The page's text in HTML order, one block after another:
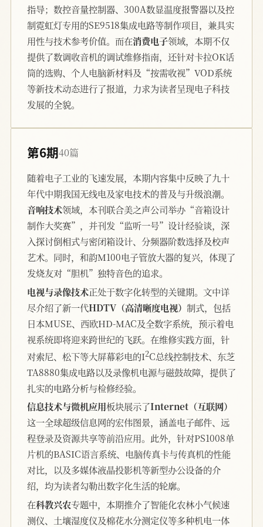
指导；数控音量控制器、300A数显温度报警器以及控
制霓虹灯专用的SE9518集成电路等制作项目，兼具实
用性与技术参考价值。而在消费电子领域，本期不仅
提供了数调收音机的调试维修指南，还针对卡拉OK话
筒的选购、个人电脑新材料及“按需收视”VOD系统
等新技术动态进行了报道，力求为读者呈现电子科技
发展的全貌。
第6期40篇
随着电子工业的飞速发展，本期内容集中反映了九十
年代中期我国无线电及家电技术的普及与升级浪潮。
音响技术领域，本刊联合美之声公司举办“音箱设计
制作大奖赛”，并刊发“监听一号”设计经验谈，深
入探讨倒相式与密闭箱设计、分频器阶数选择及校声
艺术。同时，和韵M100电子管放大器的复兴，体现了
发烧友对“胆机”独特音色的追求。
电视与录像技术正处于数字化转型的关键期。文中详
尽介绍了新一代HDTV（高清晰度电视） 制式，包括
日本MUSE、西欧HD-MAC及全数字系统，预示着电
视系统即将迎来跨世纪的飞跃。在维修实践方面，针
对索尼、松下等大屏幕彩电的I2C总线控制技术、东芝
TA8880集成电路以及录像机电源与磁鼓故障，提供了
扎实的电路分析与检修经验。
信息技术与微机应用板块展示了Internet（互联网）
这一全球超级信息网的宏伟图景，涵盖电子邮件、远
程登录及资源共享等前沿应用。此外，针对PS1008单
片机的BASIC语言系统、电脑传真卡与传真机的性能
对比，以及多媒体液晶投影机等新型办公设备的介
绍，均为读者勾勒出数字化生活的轮廓。
在科教兴农专题中，本期推介了智能化农林小气候速
测仪、土壤湿度仪及棉花水分测定仪等多种机电一体